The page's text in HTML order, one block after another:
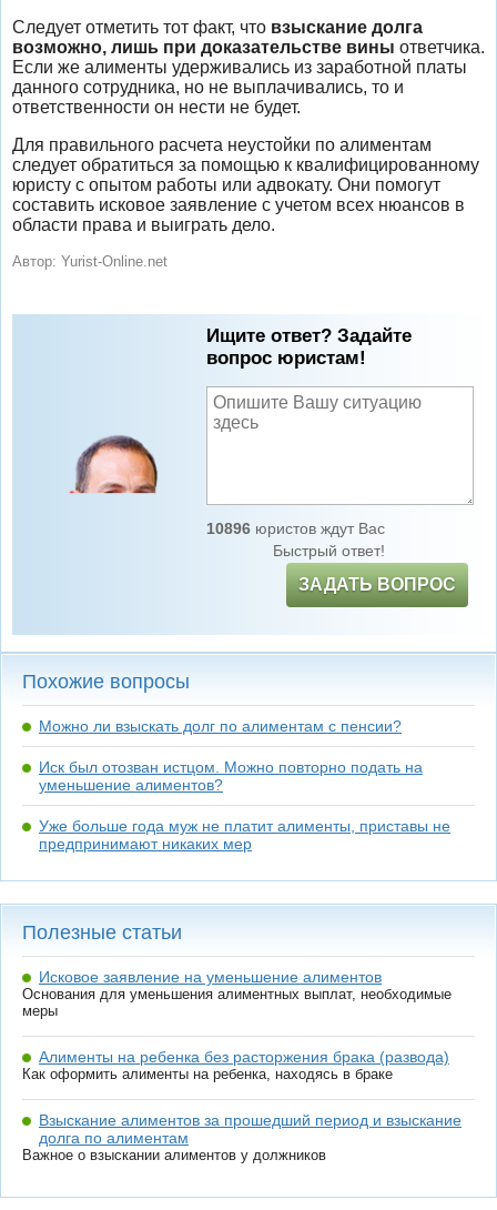
Следует отметить тот факт, что взыскание долга
возможно, лишь при доказательстве вины ответчика.
Если же алименты удерживались из заработной платы
данного сотрудника, но не выплачивались, то и
ответственности он нести не будет.
Для правильного расчета неустойки по алиментам
следует обратиться за помощью к квалифицированному
юристу с опытом работы или адвокату. Они помогут
составить исковое заявление с учетом всех нюансов в
области права и выиграть дело.
Автор: Yurist-Online.net
Ищите ответ? Задайте
вопрос юристам!
10896юристов ждут Вас
Быстрый ответ!
ЗАДАТЬ ВОПРОС
Похожие вопросы
Можно ли взыскать долг по алиментам с пенсии?
Иск был отозван истцом. Можно повторно подать на
уменьшение алиментов?
Уже больше года муж не платит алименты, приставы не
предпринимают никаких мер
Полезные статьи
Исковое заявление на уменьшение алиментов
Основания для уменьшения алиментных выплат, необходимые
меры
Алименты на ребенка без расторжения брака (развода)
Как оформить алименты на ребенка, находясь в браке
Взыскание алиментов за прошедший период и взыскание
долга по алиментам
Важное о взыскании алиментов у должников